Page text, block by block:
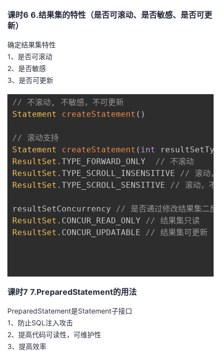
课时6 6.结果集的特性（是否可滚动、是否敏感、是否可更
新）
确定结果集特性
1、是否可滚动
2、是否敏感
3、是否可更新
// 不滚动, 不敏感，不可更新
Statement
createStatement ( )
// 滚动支持
Statement
createStatement ( int
ResultSet . TYPE_FORWARD_ONLY // 不滚动
ResultSet . TYPE_SCROLL_INSENSITIVE // 滚动，
ResultSet . TYPE_SCROLL_SENSITIVE // 滚动，不
resultSetConcurrency // 是否通过修改结果集二反
ResultSet . CONCUR_READ_ONLY // 结果集只读
ResultSet . CONCUR_UPDATABLE // 结果集可更新
课时7 7.PreparedStatement的用法
PreparedStatement是Statement子接口
1、防止SQL注入攻击
2、提高代码可读性，可维护性
3、提高效率